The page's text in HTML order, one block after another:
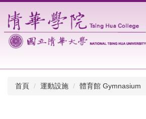
到
主
要
內
區
首頁
運動設施 體育館 Gymnasium